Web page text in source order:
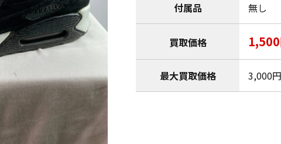
付属品 無し
買取価格
最大買取価格 3,000円